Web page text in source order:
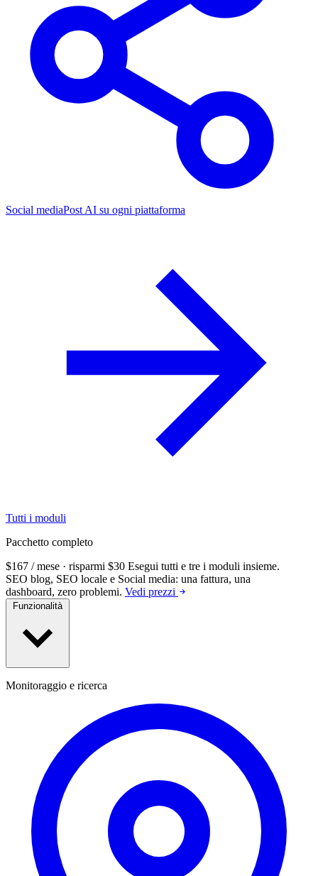
Social mediaPost AI su ogni piattaforma
Tutti i moduli
Pacchetto completo
$167 / mese · risparmi $30 Esegui tutti e tre i moduli insieme.
SEO blog, SEO locale e Social media: una fattura, una
dashboard, zero problemi. Vedi prezzi
Monitoraggio e ricerca